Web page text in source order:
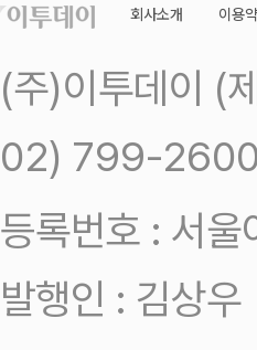
회사소개 이용
(주)이투데이 (
02) 799-2600
등록번호 : 서
발행인 : 김상